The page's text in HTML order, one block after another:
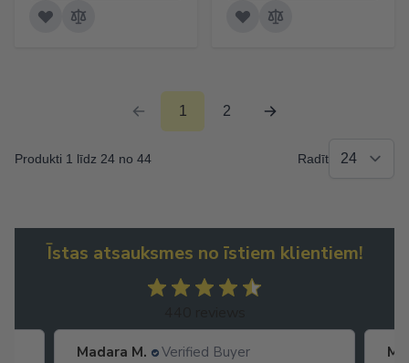
1 2
Produkti 1 līdz 24 no 44 Radīt
Īstas atsauksmes no īstiem klientiem!
Madara M. Verified Buyer